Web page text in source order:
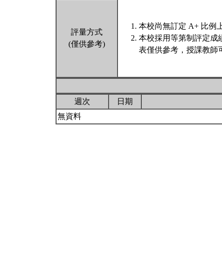
評量方式
(僅供參考)
本校尚無訂定 A+ 比例
本校採用等第制評定成
表僅供參考，授課教師
週次
日期
無資料